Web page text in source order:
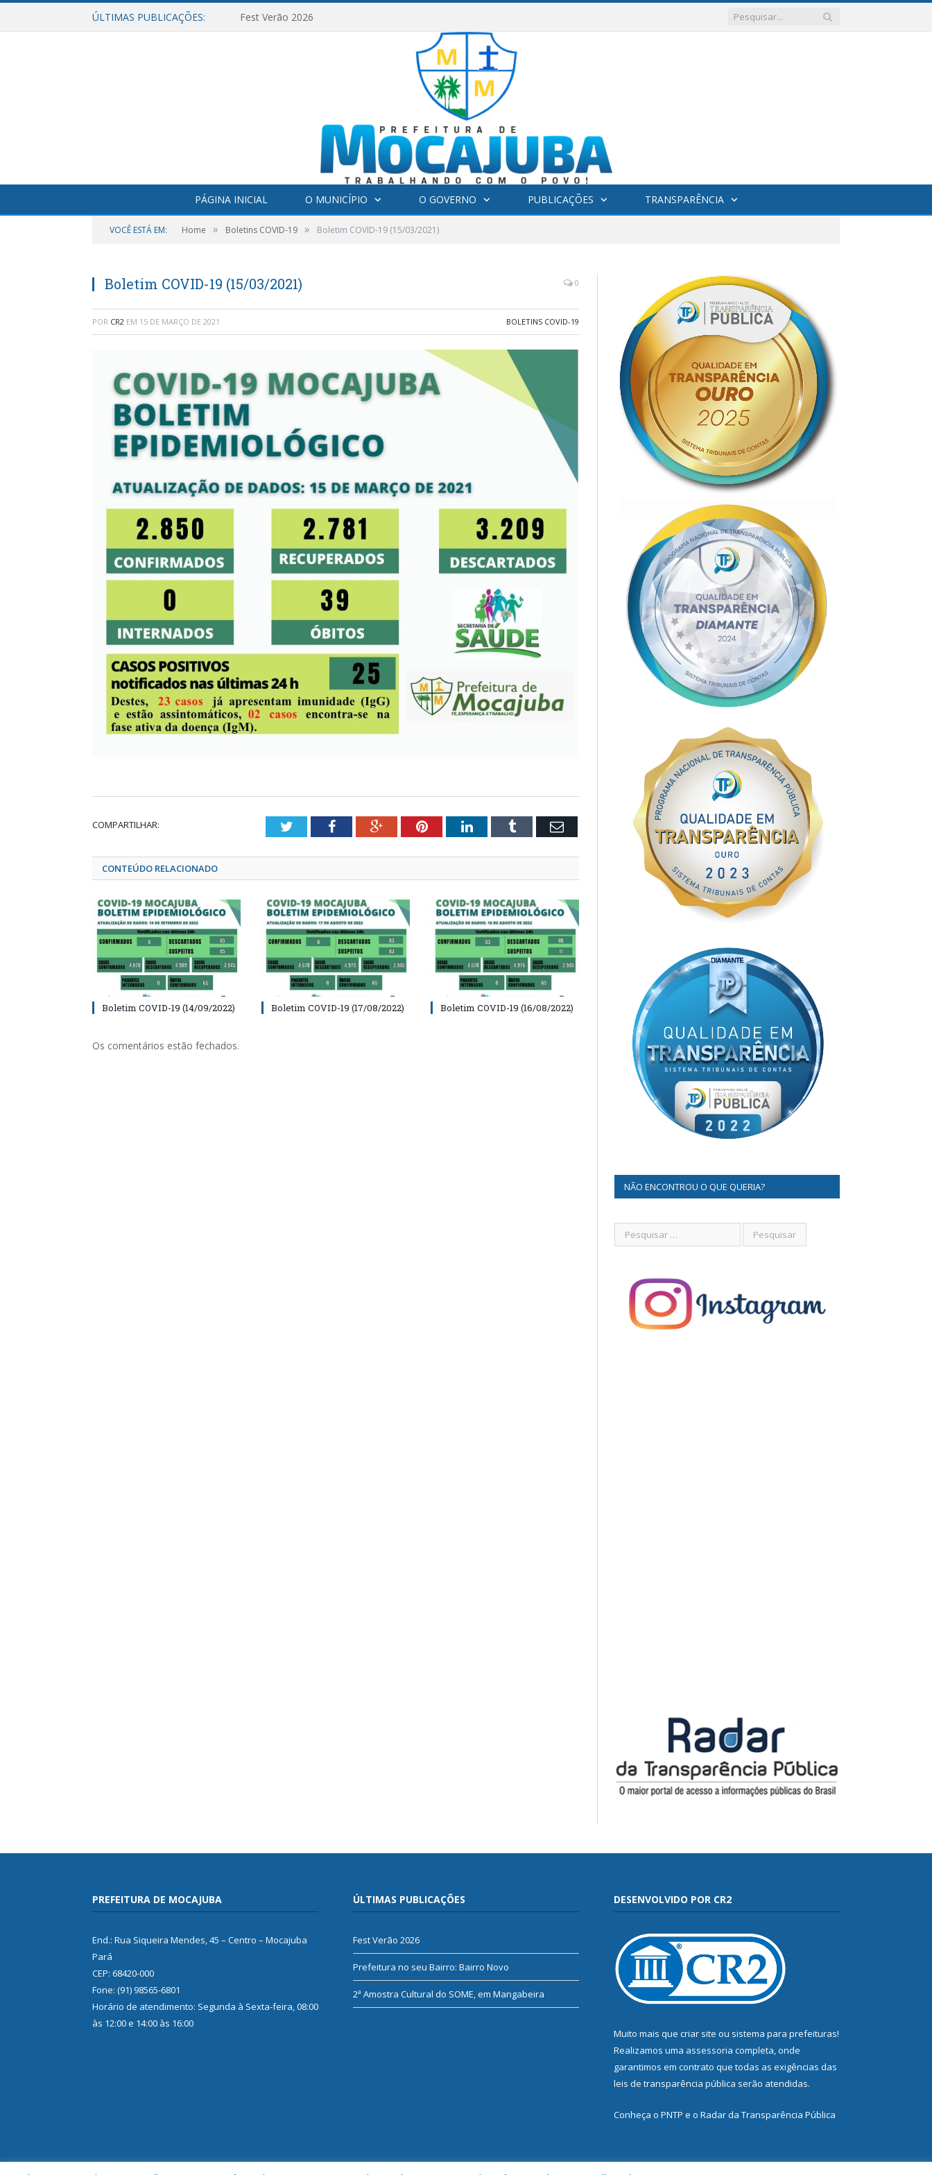
ÚLTIMAS PUBLICAÇÕES: Fest Verão 2026
PÁGINA INICIAL O MUNICÍPIO O GOVERNO PUBLICAÇÕES TRANSPARÊNCIA
VOCÊ ESTÁ EM: Home » Boletins COVID-19 » Boletim COVID-19 (15/03/2021)
Boletim COVID-19 (15/03/2021) 0
POR CR2 EM 15 DE MARÇO DE 2021 BOLETINS COVID-19
COMPARTILHAR: TwitterFacebookGoogle+PinterestLinkedInTumblr Email
CONTEÚDO RELACIONADO
Boletim COVID-19 (14/09/2022) Boletim COVID-19 (17/08/2022) Boletim COVID-19 (16/08/2022)
Os comentários estão fechados.
NÃO ENCONTROU O QUE QUERIA?
PREFEITURA DE MOCAJUBA
End.: Rua Siqueira Mendes, 45 – Centro – Mocajuba
Pará
CEP: 68420-000
Fone: (91) 98565-6801
Horário de atendimento: Segunda à Sexta-feira, 08:00
às 12:00 e 14:00 às 16:00
ÚLTIMAS PUBLICAÇÕES
Fest Verão 2026
Prefeitura no seu Bairro: Bairro Novo
2ª Amostra Cultural do SOME, em Mangabeira
DESENVOLVIDO POR CR2
Muito mais que criar site ou sistema para prefeituras!
Realizamos uma assessoria completa, onde
garantimos em contrato que todas as exigências das
leis de transparência pública serão atendidas.
Conheça o PNTP e o Radar da Transparência Pública